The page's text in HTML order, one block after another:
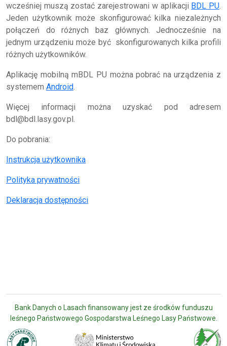
wcześniej muszą zostać zarejestrowani w aplikacji BDL PU.
Jeden użytkownik może skonfigurować kilka niezależnych
połączeń do różnych baz głównych. Jednocześnie na
jednym urządzeniu może być skonfigurowanych kilka profili
różnych użytkowników.
Aplikację mobilną mBDL PU można pobrać na urządzenia z
systemem Android.
Więcej informacji można uzyskać pod adresem
bdl@bdl.lasy.gov.pl.
Do pobrania:
Instrukcja użytkownika
Polityka prywatności
Deklaracja dostępności
Bank Danych o Lasach finansowany jest ze środków funduszu
leśnego Państwowego Gospodarstwa Leśnego Lasy Państwowe.